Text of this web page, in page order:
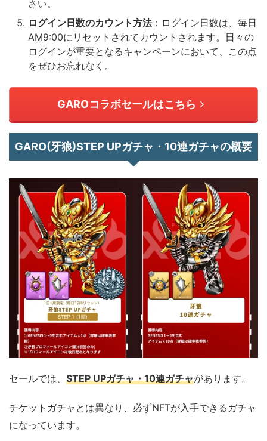
さい。
ログイン日数のカウント方法：ログイン日数は、毎日
AM9:00にリセットされてカウントされます。日々の
ログインが重要となるキャンペーンにおいて、この点
をぜひお忘れなく。
GAROコラボセールはこちら
GARO(牙狼)STEP UPガチャ・10連ガチャの概要
セールでは、 STEP UPガチャ・10連ガチャがあります。
チケットガチャとは異なり、必ずNFTが入手できるガチャ
になっています。